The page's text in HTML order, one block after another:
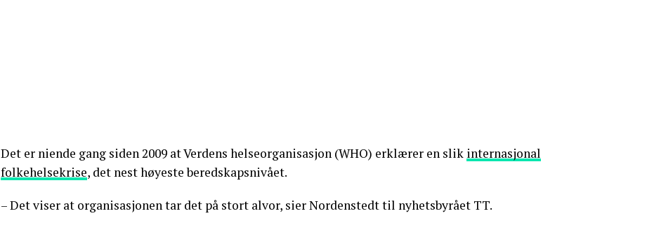
Det er niende gang siden 2009 at Verdens helseorganisasjon (WHO) erklærer en slik internasjonal
folkehelsekrise, det nest høyeste beredskapsnivået.
– Det viser at organisasjonen tar det på stort alvor, sier Nordenstedt til nyhetsbyrået TT.